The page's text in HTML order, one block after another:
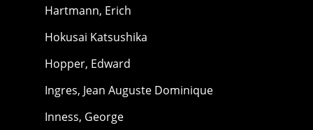
Hartmann, Erich
Hokusai Katsushika
Hopper, Edward
Ingres, Jean Auguste Dominique
Inness, George